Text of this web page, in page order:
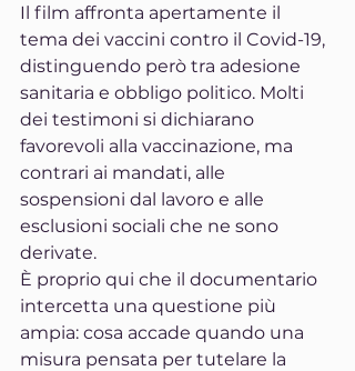
Il film affronta apertamente il
tema dei vaccini contro il Covid-19,
distinguendo però tra adesione
sanitaria e obbligo politico. Molti
dei testimoni si dichiarano
favorevoli alla vaccinazione, ma
contrari ai mandati, alle
sospensioni dal lavoro e alle
esclusioni sociali che ne sono
derivate.
È proprio qui che il documentario
intercetta una questione più
ampia: cosa accade quando una
misura pensata per tutelare la